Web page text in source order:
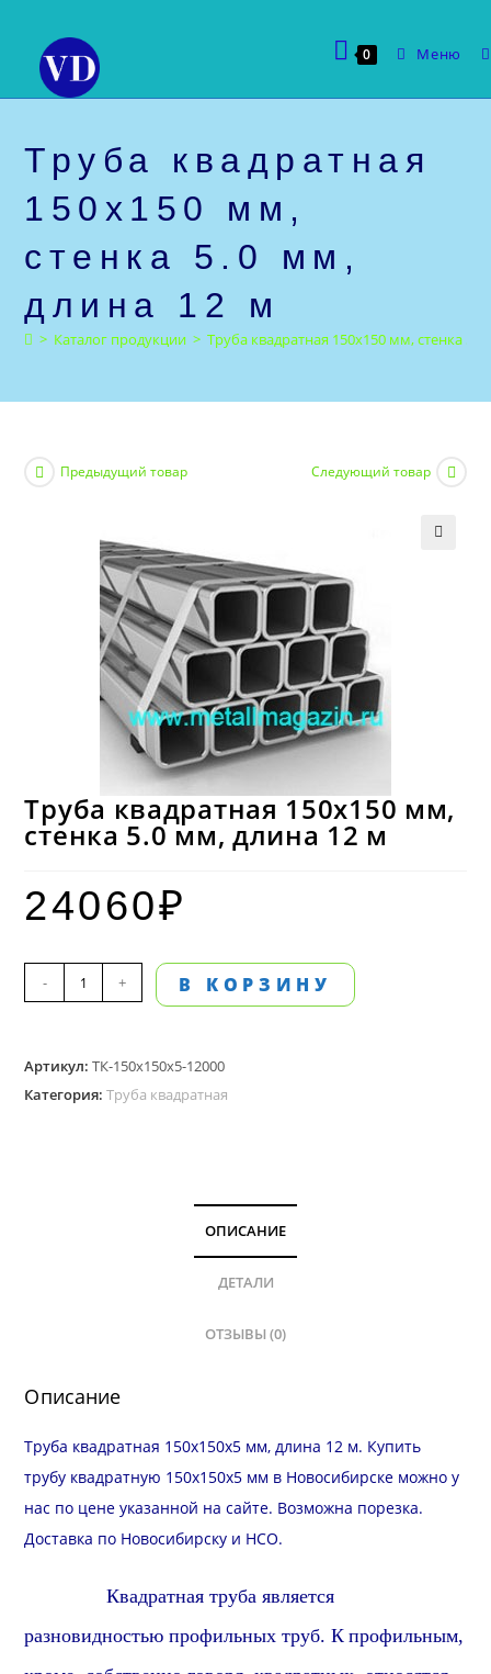
содержимому
0 Меню
Труба квадратная
150х150 мм,
стенка 5.0 мм,
длина 12 м
> Каталог продукции > Труба квадратная 150х150 мм, стенка
Предыдущий товар Следующий товар
Труба квадратная 150х150 мм,
стенка 5.0 мм, длина 12 м
24060₽
Количество
товара
квадратная
150х150
- + В КОРЗИНУ
Артикул:ТК-150х150х5-12000
Категория:Труба квадратная
ОПИСАНИЕ
ДЕТАЛИ
ОТЗЫВЫ (0)
Описание
Труба квадратная 150х150х5 мм, длина 12 м. Купить
трубу квадратную 150х150х5 мм в Новосибирске можно у
нас по цене указанной на сайте. Возможна порезка.
Доставка по Новосибирску и НСО.
Квадратная труба является
разновидностью профильных труб.К профильным,